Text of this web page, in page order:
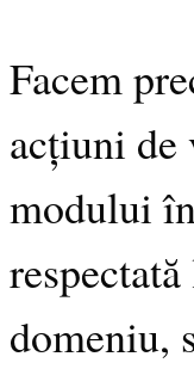
Facem
acțiuni de
modului
domeniu,